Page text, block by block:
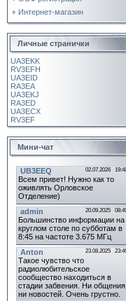
Интернет-магазин
Личные странички
UA3EKK
RV3EFH
UA3EID
RA3EA
UA3EKJ
RA3ED
UA3ECX
RV3EF
Мини-чат